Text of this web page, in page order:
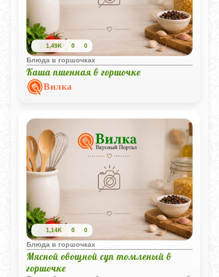
1,49K 0 0
Блюда в горшочках
Каша пшенная в горшочке
Вилка
1,14K 0 0
Блюда в горшочках
Мясной овощной суп томленый в
горшочке